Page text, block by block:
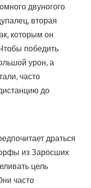
двуногого
вторая
которым он
победить
урон, а
часто
до
драться
из Заросших
цель
часто